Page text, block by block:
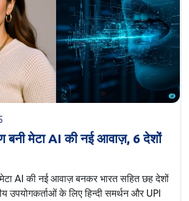
बनी मेटा AI की नई आवाज़, 6 देशों
मेटा AI की नई आवाज़ बनकर भारत सहित छह देशों
उपयोगकर्ताओं के लिए हिन्दी समर्थन और UPI